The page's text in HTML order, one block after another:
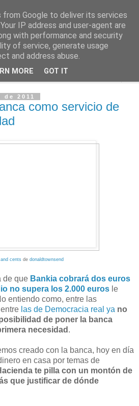
2011
como servicio de
centsde donaldtownsend
de que Bankia cobrará dos euros
no supera los 2.000 euros le
entiendo como, entre las
las de Democracia real ya no
de poner la banca
necesidad .
creado con la banca, hoy en día
en casa por temas de
te pilla con un montón de
que justificar de dónde
from Google to deliver its services
IP address and user-agent are
with performance and security
of service, generate usage
and address abuse.
MORE GOT IT